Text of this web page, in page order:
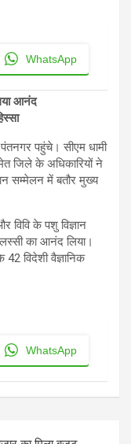
WhatsApp
आनंद
पहुंचे। सीएम धामी
जिले के अधिकारियों ने
सम्मेलन में बतौर मुख्य
विवि के पशु विज्ञान
का आनंद लिया।
विदेशी वैज्ञानिक
WhatsApp